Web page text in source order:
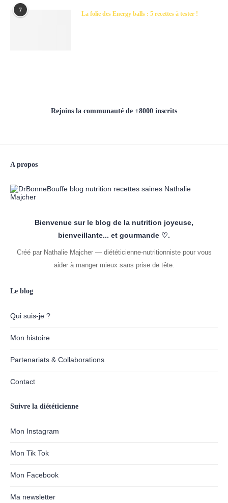
7 La folie des Energy balls : 5 recettes à tester !
Rejoins la communauté de +8000 inscrits
A propos
Bienvenue sur le blog de la nutrition joyeuse,
bienveillante... et gourmande ♡.
Créé par Nathalie Majcher — diététicienne-nutritionniste pour vous
aider à manger mieux sans prise de tête.
Le blog
Qui suis-je ?
Mon histoire
Partenariats & Collaborations
Contact
Suivre la diététicienne
Mon Instagram
Mon Tik Tok
Mon Facebook
Ma newsletter